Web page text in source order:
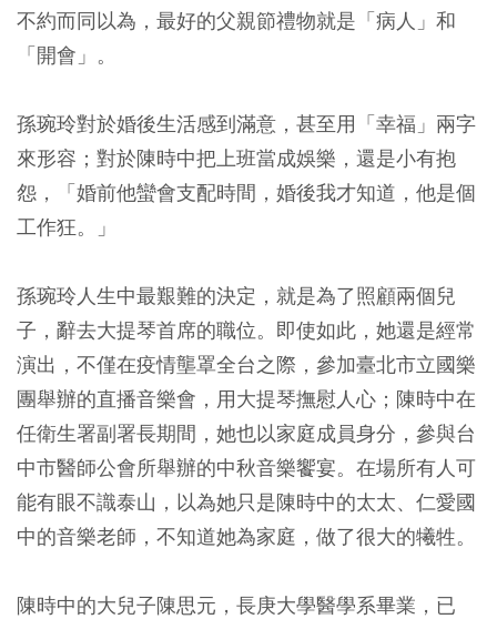
不約而同以為，最好的父親節禮物就是「病人」和
「開會」。
孫琬玲對於婚後生活感到滿意，甚至用「幸福」兩字
來形容；對於陳時中把上班當成娛樂，還是小有抱
怨，「婚前他蠻會支配時間，婚後我才知道，他是個
工作狂。」
孫琬玲人生中最艱難的決定，就是為了照顧兩個兒
子，辭去大提琴首席的職位。即使如此，她還是經常
演出，不僅在疫情壟罩全台之際，參加臺北市立國樂
團舉辦的直播音樂會，用大提琴撫慰人心；陳時中在
任衛生署副署長期間，她也以家庭成員身分，參與台
中市醫師公會所舉辦的中秋音樂饗宴。 在場所有人可
能有眼不識泰山，以為她只是陳時中的太太、仁愛國
中的音樂老師，不知道她為家庭，做了很大的犧牲。
陳時中的大兒子陳思元，長庚大學醫學系畢業，已